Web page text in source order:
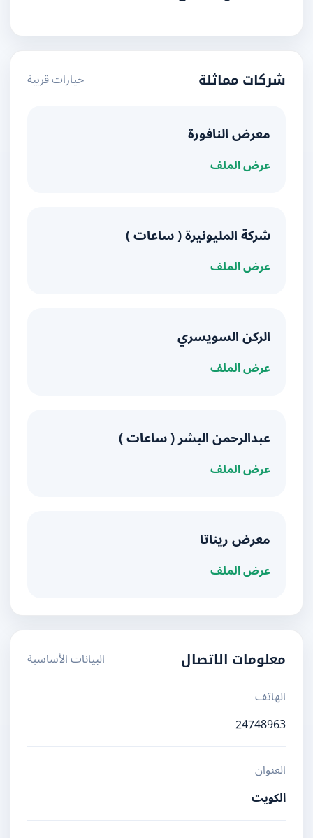
شركات مماثلة خيارات قريبة
معرض النافورة
عرض الملف
شركة المليونيرة ( ساعات )
عرض الملف
الركن السويسري
عرض الملف
عبدالرحمن البشر ( ساعات )
عرض الملف
معرض ريناتا
عرض الملف
معلومات الاتصال
البيانات الأساسية
الهاتف
24748963
العنوان
الكويت